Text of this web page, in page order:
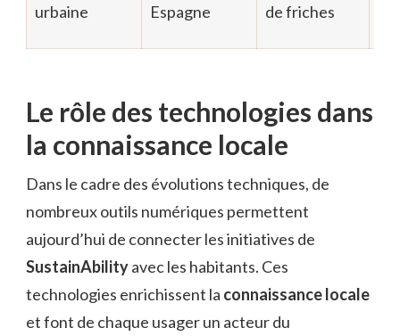
urbaine
Espagne
de friches
Le rôle des technologies dans
la connaissance locale
Dans le cadre des évolutions techniques, de
nombreux outils numériques permettent
aujourd’hui de connecter les initiatives de
SustainAbilityavec les habitants. Ces
technologies enrichissent la connaissance locale
et font de chaque usager un acteur du